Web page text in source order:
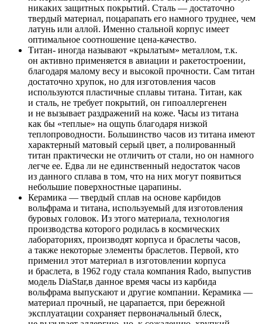
никаких защитных покрытий. Сталь — достаточно
твердый материал, поцарапать его намного труднее, чем
латунь или аллой. Именно стальной корпус имеет
оптимальное соотношение цена-качество.
Титан- иногда называют «крылатым» металлом, т.к.
он активно применяется в авиации и ракетостроении,
благодаря малому весу и высокой прочности. Сам титан
достаточно хрупок, но для изготовления часов
используются пластичные сплавы титана. Титан, как
и сталь, не требует покрытий, он гипоаллергенен
и не вызывает раздражений на коже. Часы из титана
как бы «теплые» на ощупь благодаря низкой
теплопроводности. Большинство часов из титана имеют
характерный матовый серый цвет, а полированный
титан практически не отличить от стали, но он намного
легче ее. Едва ли не единственный недостаток часов
из данного сплава в том, что на них могут появиться
небольшие поверхностные царапины.
Керамика — твердый сплав на основе карбидов
вольфрама и титана, используемый для изготовления
буровых головок. Из этого материала, технология
производства которого родилась в космических
лабораториях, производят корпуса и браслеты часов,
а также некоторые элементы браслетов. Первой, кто
применил этот материал в изготовлении корпуса
и браслета, в 1962 году стала компания Rado, выпустив
модель DiaStar,в данное время часы из карбида
вольфрама выпускают и другие компании. Керамика —
материал прочный, не царапается, при бережной
эксплуатации сохраняет первоначальный блеск,